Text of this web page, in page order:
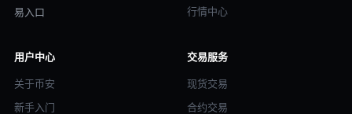
易入口
行情中心
用户中心
关于币安
新手入门
交易服务
现货交易
合约交易